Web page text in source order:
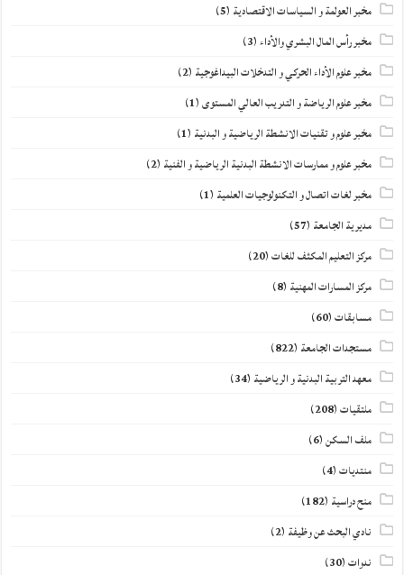
مخبر العولمة و السياسات الاقتصادية (5)
مخبر رأس المال البشري والأداء(3)
مخبر علوم الأداء الحركي و التدخلات البيداغوجية (2)
مخبر علوم الرياضة و التدريب العالي المستوى(1)
مخبر علوم و تقنيات الانشطة الرياضية و البدنية (1)
مخبر علوم و ممارسات الانشطة البدنية الرياضية و الفنية (2)
مخبر لغات اتصال و التكنولوجيات العلمية (1)
مديرية الجامعة (57)
مركز التعليم المكثف للغات(20)
مركز المسارات المهنية (8)
مسابقات(60)
مستجدات الجامعة (822)
معهد التربية البدنية و الرياضية (34)
ملتقيات(208)
ملف السكن(6)
منتديات(4)
منح دراسية (182)
نادي البحث عن وظيفة (2)
ندوات(30)